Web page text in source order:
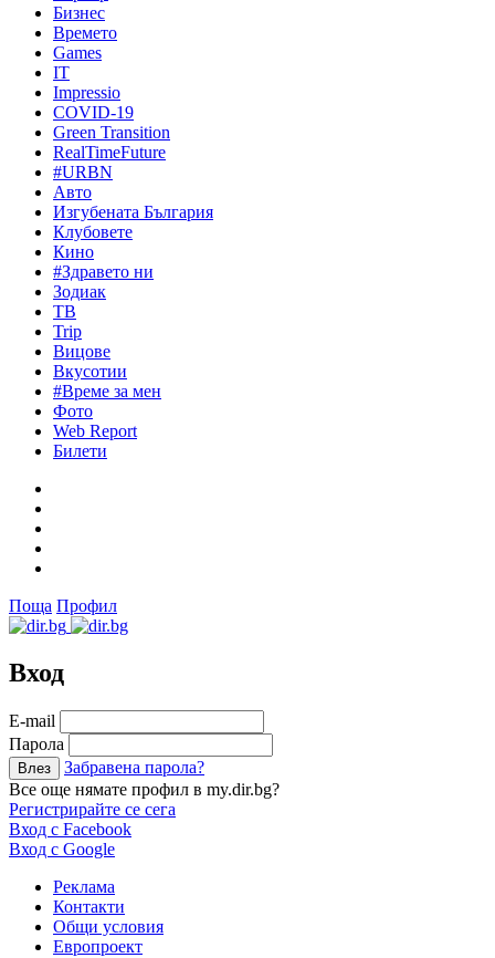
Бизнес
Времето
Games
IT
Impressio
COVID-19
Green Transition
RealTimeFuture
#URBN
Авто
Изгубената България
Клубовете
Кино
#Здравето ни
Зодиак
ТВ
Trip
Вицове
Вкусотии
#Време за мен
Фото
Web Report
Билети
Поща Профил
Вход
Е-mail
Парола
Забравена парола?
Все още нямате профил в my.dir.bg?
Регистрирайте се сега
Вход с Facebook
Вход с Google
Реклама
Контакти
Общи условия
Европроект